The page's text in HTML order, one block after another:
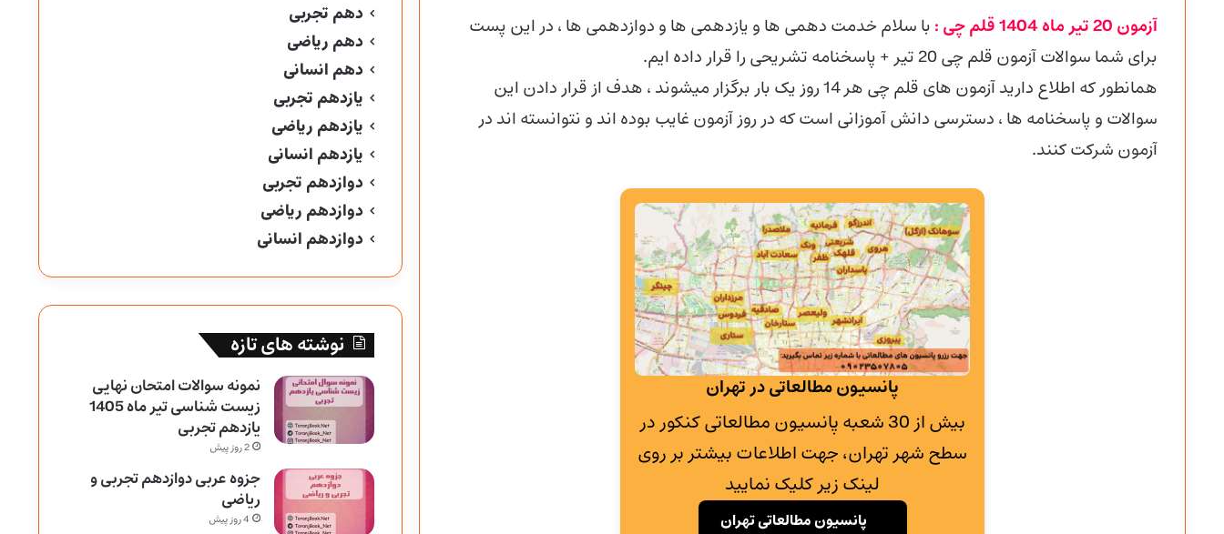
آزمون 20 تیر ماه 1404 قلم چی : با سلام خدمت دهمی ها و یازدهمی ها و دوازدهمی ها ، در این پست
برای شما سوالات آزمون قلم چی 20 تیر + پاسخنامه تشریحی را قرار داده ایم.
همانطور که اطلاع دارید آزمون های قلم چی هر 14 روز یک بار برگزار میشوند ، هدف از قرار دادن این
سوالات و پاسخنامه ها ، دسترسی دانش آموزانی است که در روز آزمون غایب بوده اند و نتوانسته اند در
آزمون شرکت کنند.
پانسیون مطالعاتی در تهران
بیش از 30 شعبه پانسیون مطالعاتی کنکور در
سطح شهر تهران، جهت اطلاعات بیشتر بر روی
لینک زیر کلیک نمایید
پانسیون مطالعاتی تهران
دهم تجربی
دهم ریاضی
دهم انسانی
یازدهم تجربی
یازدهم ریاضی
یازدهم انسانی
دوازدهم تجربی
دوازدهم ریاضی
دوازدهم انسانی
نوشته های تازه
نمونه سوالات امتحان نهایی
زیست شناسی تیر ماه 1405
یازدهم تجربی
2 روز پیش
جزوه عربی دوازدهم تجربی و
ریاضی
4 روز پیش